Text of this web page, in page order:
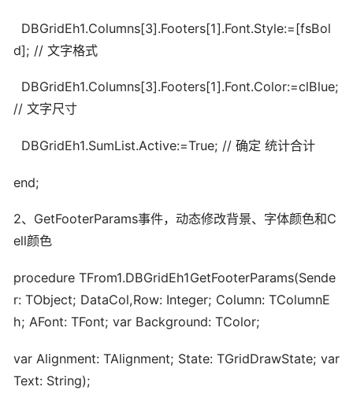
DBGridEh1.Columns[3].Footers[1].Font.Style:=[fsBol
d]; // 文字格式
DBGridEh1.Columns[3].Footers[1].Font.Color:=clBlue;
// 文字尺寸
DBGridEh1.SumList.Active:=True; // 确定 统计合计
end;
2、GetFooterParams事件，动态修改背景、字体颜色和C
ell颜色
procedure TFrom1.DBGridEh1GetFooterParams(Sende
r: TObject; DataCol,Row: Integer; Column: TColumnE
h; AFont: TFont; var Background: TColor;
var Alignment: TAlignment; State: TGridDrawState; var
Text: String);